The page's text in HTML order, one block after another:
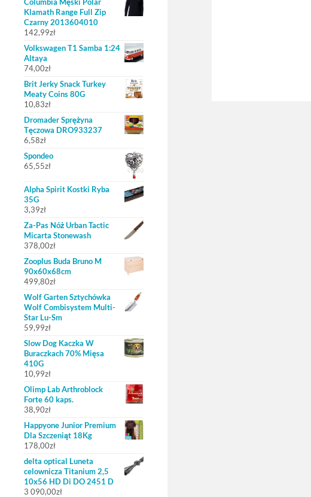
Klamath Range Full Zip
Czarny 2013604010
142,99zł
Volkswagen T1 Samba 1:24
Altaya
74,00zł
Brit Jerky Snack Turkey
Meaty Coins 80G
10,83zł
Dromader Sprężyna
Tęczowa DRO933237
6,58zł
Spondeo
65,55zł
Alpha Spirit Kostki Ryba
35G
3,39zł
Za-Pas Nóż Urban Tactic
Micarta Stonewash
378,00zł
Zooplus Buda Bruno M
90x60x68cm
499,80zł
Wolf Garten Sztychówka
Wolf Combisystem Multi-
Star Lu-Sm
59,99zł
Slow Dog Kaczka W
Buraczkach 70% Mięsa
410G
10,99zł
Olimp Lab Arthroblock
Forte 60 kaps.
38,90zł
Happyone Junior Premium
Dla Szczeniąt 18Kg
178,00zł
delta optical Luneta
celownicza Titanium 2,5
10x56 HD Di DO 2451 D
3 090,00zł